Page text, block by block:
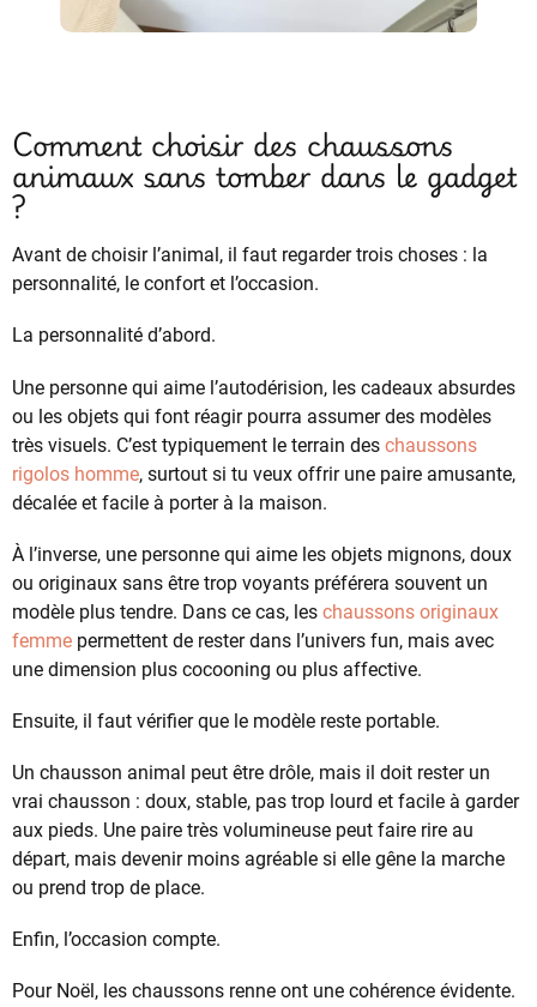
Comment choisir des chaussons
animaux sans tomber dans le gadget
?
Avant de choisir l’animal, il faut regarder trois choses : la
personnalité, le confort et l’occasion.
La personnalité d’abord.
Une personne qui aime l’autodérision, les cadeaux absurdes
ou les objets qui font réagir pourra assumer des modèles
très visuels. C’est typiquement le terrain des chaussons
rigolos homme, surtout si tu veux offrir une paire amusante,
décalée et facile à porter à la maison.
À l’inverse, une personne qui aime les objets mignons, doux
ou originaux sans être trop voyants préférera souvent un
modèle plus tendre. Dans ce cas, les chaussons originaux
femme permettent de rester dans l’univers fun, mais avec
une dimension plus cocooning ou plus affective.
Ensuite, il faut vérifier que le modèle reste portable.
Un chausson animal peut être drôle, mais il doit rester un
vrai chausson : doux, stable, pas trop lourd et facile à garder
aux pieds. Une paire très volumineuse peut faire rire au
départ, mais devenir moins agréable si elle gêne la marche
ou prend trop de place.
Enfin, l’occasion compte.
Pour Noël, les chaussons renne ont une cohérence évidente.